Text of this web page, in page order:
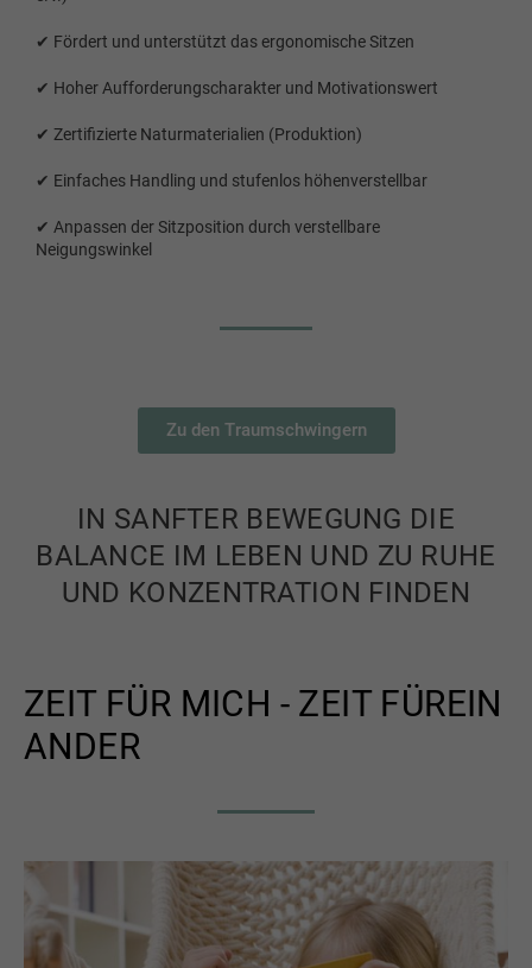
✔ Fördert und unterstützt das ergonomische Sitzen
✔ Hoher Aufforderungscharakter und Motivationswert
✔ Zertifizierte Naturmaterialien (Produktion)
✔ Einfaches Handling und stufenlos höhenverstellbar
✔ Anpassen der Sitzposition durch verstellbare
Neigungswinkel
Zu den Traumschwingern
IN SANFTER BEWEGUNG DIE
BALANCE IM LEBEN UND ZU RUHE
UND KONZENTRATION FINDEN
ZEIT FÜR MICH - ZEIT FÜREIN
ANDER